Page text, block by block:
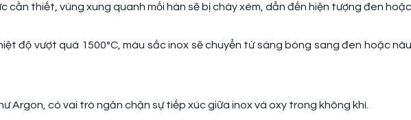
cần thiết, vùng xung quanh mối hàn sẽ bị cháy xém, dẫn đến hiện tượng đen hoặc
độ vượt quá 1500°C, màu sắc inox sẽ chuyển từ sáng bóng sang đen hoặc nâu
Argon, có vai trò ngăn chặn sự tiếp xúc giữa inox và oxy trong không khí.